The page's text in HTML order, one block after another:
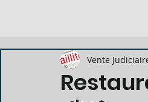
Vente